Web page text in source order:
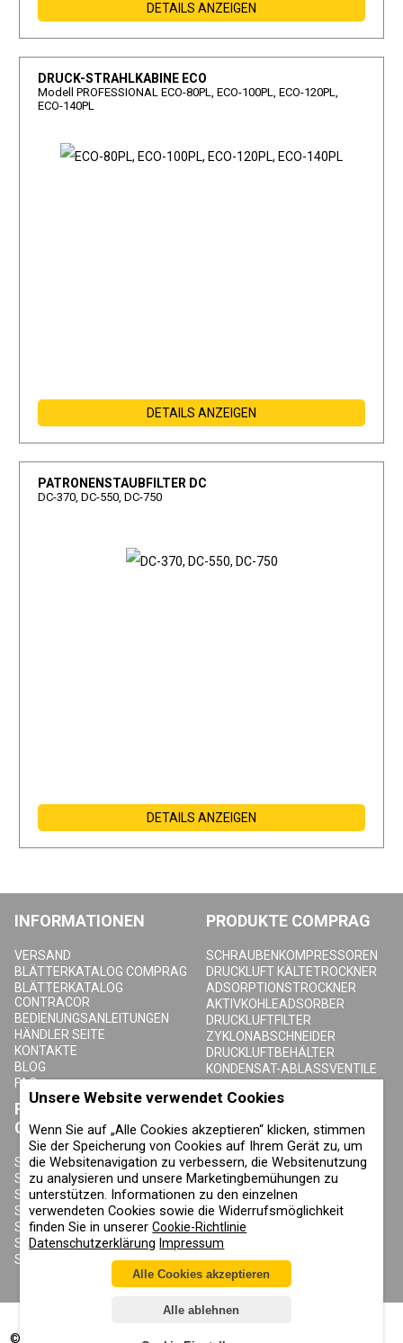
DETAILS ANZEIGEN
DRUCK-STRAHLKABINE ECO
Modell PROFESSIONAL ECO-80PL, ECO-100PL, ECO-120PL,
ECO-140PL
DETAILS ANZEIGEN
PATRONENSTAUBFILTER DC
DC-370, DC-550, DC-750
DETAILS ANZEIGEN
INFORMATIONEN
VERSAND
BLÄTTERKATALOG COMPRAG
BLÄTTERKATALOG
CONTRACOR
BEDIENUNGSANLEITUNGEN
HÄNDLER SEITE
KONTAKTE
BLOG
FAQ
PRODUKTE COMPRAG
SCHRAUBENKOMPRESSOREN
DRUCKLUFT KÄLTETROCKNER
ADSORPTIONSTROCKNER
AKTIVKOHLEADSORBER
DRUCKLUFTFILTER
ZYKLONABSCHNEIDER
DRUCKLUFTBEHÄLTER
KONDENSAT-ABLASSVENTILE
PRODUKTE
CONTRACOR
SANDSTRAHLGERÄTE
SANDSTRAHLHELME
SANDSTRAHLANZÜGE
SANDSTRAHLDÜSEN
SANDSTRAHLSCHLAUCH
SANDSTRAHLKUPPLUNGEN
SANDSTRAHLKABINEN
ÜBER COMPRAG
ÜBER UNS
URHEBERRECHT, MARKEN UND
SONSTIGE RECHTE
DATENSCHUTZERKLÄRUNG
COOKIE-RICHTLINIE
IMPRESSUM
© Alle Rechte vorbehalten
Unsere Website verwendet Cookies
Wenn Sie auf „Alle Cookies akzeptieren“ klicken, stimmen
Sie der Speicherung von Cookies auf Ihrem Gerät zu, um
die Websitenavigation zu verbessern, die Websitenutzung
zu analysieren und unsere Marketingbemühungen zu
unterstützen. Informationen zu den einzelnen
verwendeten Cookies sowie die Widerrufsmöglichkeit
finden Sie in unsererCookie-Richtlinie
Datenschutzerklärung Impressum
Alle Cookies akzeptieren
Alle ablehnen